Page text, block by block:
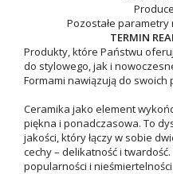
Pozostałe
TERMIN
Produkty, które Państwu
do stylowego, jak i
Formami nawiązują do swoich
Ceramika jako element
piękna i ponadczasowa. To
jakości, który łączy w sobie
cechy – delikatność i
popularności i nieśmiertelności.